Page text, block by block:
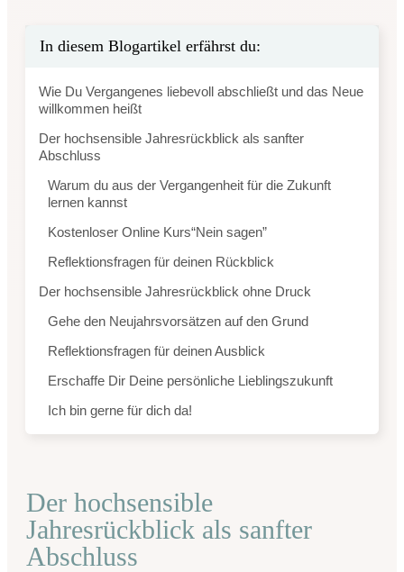
In diesem Blogartikel erfährst du:
Wie Du Vergangenes liebevoll abschließt und das Neue
willkommen heißt
Der hochsensible Jahresrückblick als sanfter
Abschluss
Warum du aus der Vergangenheit für die Zukunft
lernen kannst
Kostenloser Online Kurs“Nein sagen”
Reflektionsfragen für deinen Rückblick
Der hochsensible Jahresrückblick ohne Druck
Gehe den Neujahrsvorsätzen auf den Grund
Reflektionsfragen für deinen Ausblick
Erschaffe Dir Deine persönliche Lieblingszukunft
Ich bin gerne für dich da!
Der hochsensible
Jahresrückblick als sanfter
Abschluss